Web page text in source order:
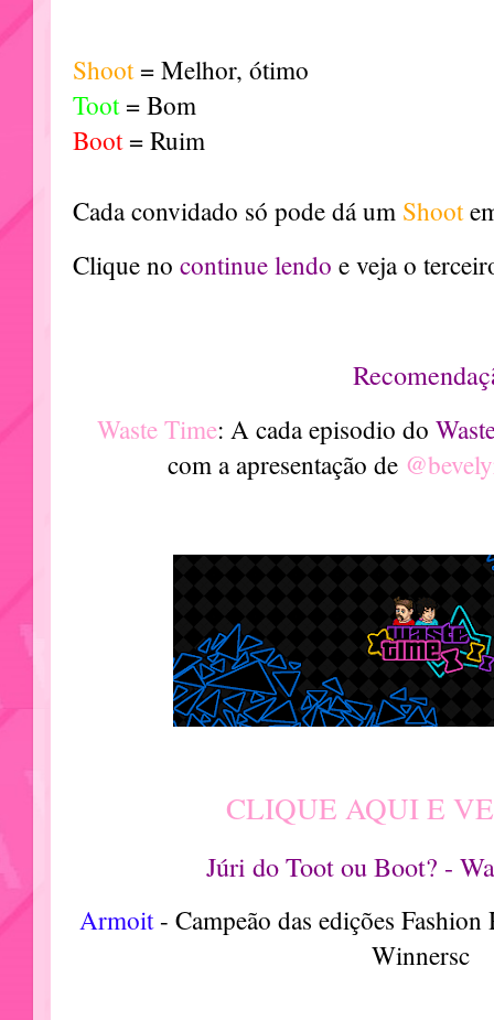
Shoot= Melhor, ótimo
Toot= Bom
Boot= Ruim
Cada convidado só pode dá um Shoot
Clique no continue lendo e veja o
Waste Time: A cada episodio do
com a apresentação de
CLIQUE AQUI E
Júri do Toot ou Boot? -
Armoit- Campeão das edições
Winnersc